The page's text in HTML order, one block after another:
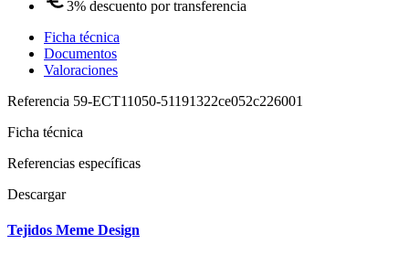
3% descuento por transferencia
Ficha técnica
Documentos
Valoraciones
Referencia 59-ECT11050-51191322ce052c226001
Ficha técnica
Referencias específicas
Descargar
Tejidos Meme Design